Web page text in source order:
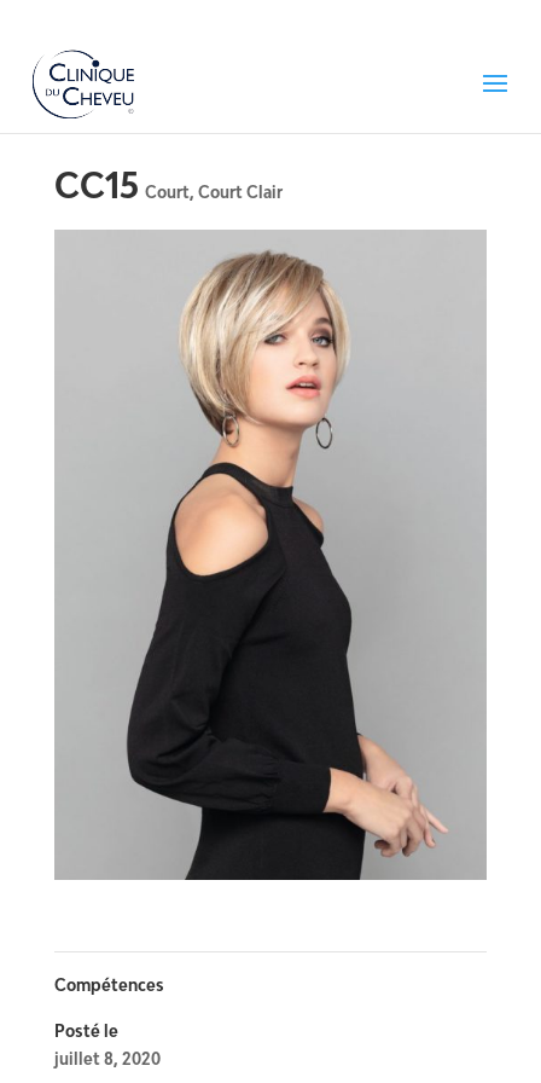
CC15 Court, Court Clair
Compétences
Posté le
juillet 8, 2020